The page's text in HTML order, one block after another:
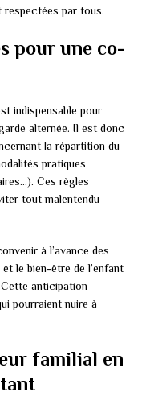
respectées par tous.
pour une co-
indispensable pour
alternée. Il est donc
la répartition du
pratiques
Ces règles
tout malentendu
à l’avance des
le bien-être de l’enfant
anticipation
pourraient nuire à
familial en